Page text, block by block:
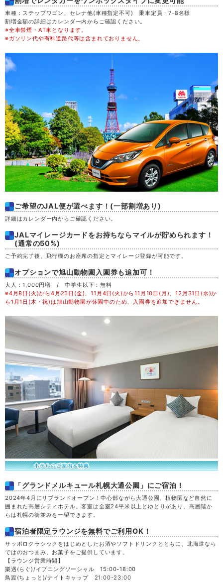
木 20
金 21
月 24
火 25
水 26
木 27
金 28
土 29
月 31
車種：ステップワゴン、セレナ他(車種指定不可) 乗車定員：7-8名様
割増金額の詳細はカレンダー内からご確認ください。
※全車禁煙・AT車となります。
※ガソリン代や有料道路代等は含まれておりません。
ご希望のJAL便が選べます！(一部割増あり)
詳細はカレンダー内からご確認ください。
JALマイレージカードをお持ちならマイルが貯められます！
(通常の50%)
ご予約完了後、飛行機のお座席の指定とマイレージ登録が可能です。
オプションで旭山動物園入園券も追加可！
大人：1,000円増 / 中学生以下：無料
※4月8日(火)から4月25日(金)、11月4日(火)から11月10日(月)、12月31日(水)か
ら1月1日(木・祝)は旭山動物園が休園中のため、入園券を追加できません。
「グランドメルキュール札幌大通公園」にご宿泊！
2024年4月にリブランドオープン！中心部ながら大通公園、植物園など自然に
囲まれた高層シティホテル。客室は全室24平米以上とゆとりがあり、高層階か
らは札幌の街並みを一望できます。
宿泊者限定ラウンジを無料でご利用OK！
サッポロクラシックをはじめとしたお酒やソフトドリンクとともに、北海道なら
ではのおつまみ、お菓子をご提供しています。
【ラウンジ営業時間】
樂遇(らぐ)/イブニングソーシャル 15:00-18:00
鳥渡(ちょっと)/ナイトキャップ 21:00-23:00